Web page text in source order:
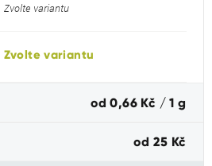
Zvolte variantu
Zvolte variantu
Měrná
od 0,66 Kč / 1 g
od 25 Kč